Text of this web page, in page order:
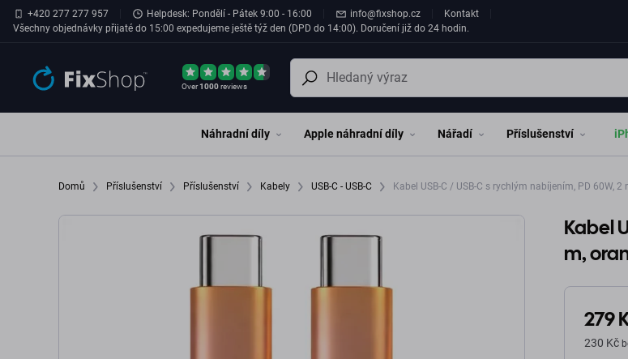
Přeskočit na hlavní obsah
+420 277 277 957 Helpdesk: Pondělí - Pátek 9:00 - 16:00 info@fixshop.cz
Kontakt
Všechny objednávky přijaté do 15:00 expedujeme ještě týž den (DPD do 14:00). Doručení již do 24 hodin.
Over1000reviews
Náhradní díly Apple náhradní díly Nářadí Příslušenství
Domů Příslušenství Příslušenství Kabely USB-C - USB-C Kabel USB-C / USB-C s rychlým nabíjením, PD 60W, 2
Kabel
m,
279
230 Kč